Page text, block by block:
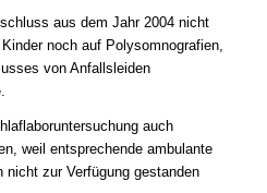
aus dem Jahr 2004 nicht
noch auf Polysomnografien,
von Anfallsleiden
auch
weil entsprechende ambulante
nicht zur Verfügung gestanden